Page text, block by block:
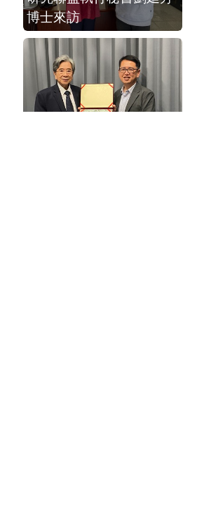
115年4月15日感謝蕭